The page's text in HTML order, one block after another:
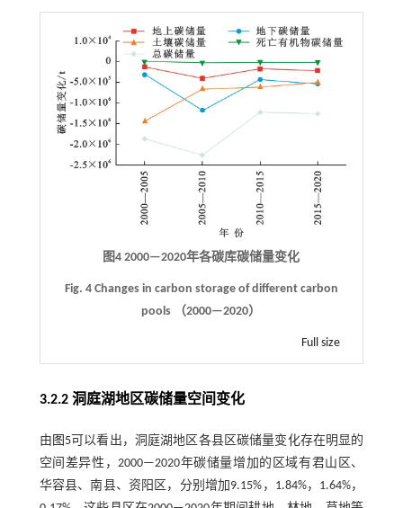
图4 2000—2020年各碳库碳储量变化
Fig. 4 Changes in carbon storage of different carbon
pools （2000—2020）
Full size
3.2.2 洞庭湖地区碳储量空间变化
由 图5可以看出，洞庭湖地区各县区碳储量变化存在明显的
空间差异性，2000—2020年碳储量增加的区域有君山区、
华容县、南县、资阳区，分别增加9.15%，1.84%，1.64%，